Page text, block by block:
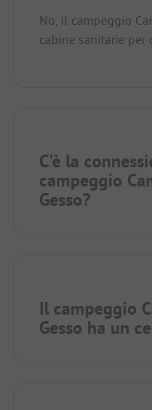
No, il campeggio
cabine sanitarie
C'è la
campeggio
Gesso?
Il campeggio
Gesso ha un